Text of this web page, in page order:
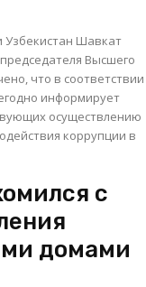
Узбекистан Шавкат
Высшего
информирует
осуществлению
коррупции в
с
домами